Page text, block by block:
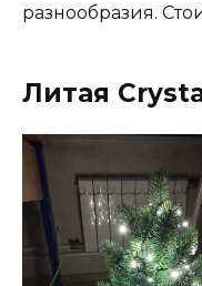
разнообразия.
Литая